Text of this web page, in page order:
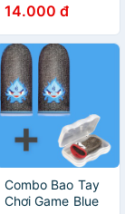
sáng + Hộp| Máy
Chơi Game
PUBG, Freefire,
chống mồ hôi,
cực nhạy, co
giãn
14.000 đ
Combo Bao Tay
Chơi Game Blue